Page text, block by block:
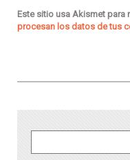
Este sitio usa Akismet para
procesan los datos de tus